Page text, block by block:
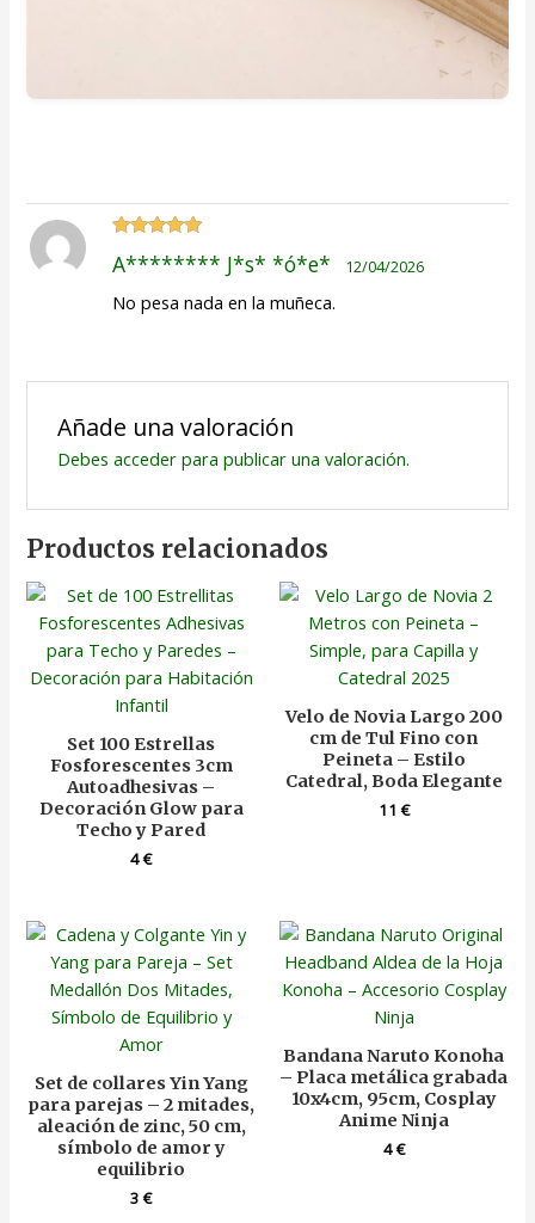
con5de 5
A******** J*s* *ó*e* 12/04/2026
No pesa nada en la muñeca.
Añade una valoración
Debes accederpara publicar una valoración.
Productos relacionados
Set 100 Estrellas
Fosforescentes 3cm
Autoadhesivas –
Decoración Glow para
Techo y Pared
4€
Velo de Novia Largo 200
cm de Tul Fino con
Peineta – Estilo
Catedral, Boda Elegante
11€
Set de collares Yin Yang
para parejas – 2 mitades,
aleación de zinc, 50 cm,
símbolo de amor y
equilibrio
3€
Bandana Naruto Konoha
– Placa metálica grabada
10x4cm, 95cm, Cosplay
Anime Ninja
4€